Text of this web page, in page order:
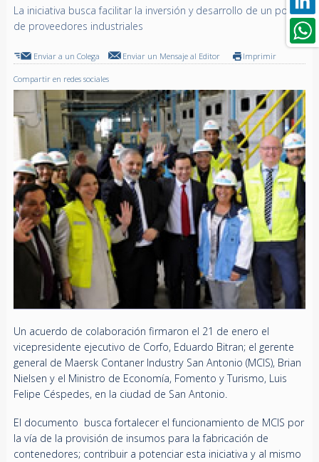
La iniciativa busca facilitar la inversión y desarrollo de un polo
de proveedores industriales
Enviar a un Colega Enviar un Mensaje al Editor Imprimir
Compartir en redes sociales
Un acuerdo de colaboración firmaron el 21 de enero el
vicepresidente ejecutivo de Corfo, Eduardo Bitran; el gerente
general de Maersk Contaner Industry San Antonio (MCIS), Brian
Nielsen y el Ministro de Economía, Fomento y Turismo, Luis
Felipe Céspedes, en la ciudad de San Antonio.
El documento busca fortalecer el funcionamiento de MCIS por
la vía de la provisión de insumos para la fabricación de
contenedores; contribuir a potenciar esta iniciativa y al mismo